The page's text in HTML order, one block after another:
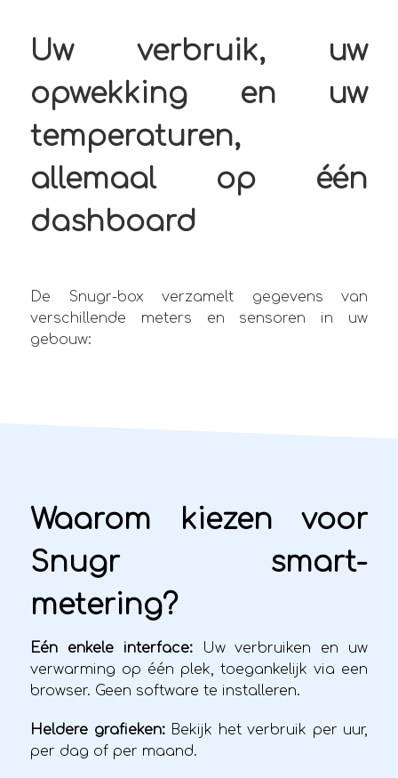
Uw verbruik, uw
opwekking en uw
temperaturen,
allemaal op één
dashboard
De Snugr-box verzamelt gegevens van
verschillende meters en sensoren in uw
gebouw:
Waarom kiezen voor
Snugr smart-
metering?
Eén enkele interface:
Uw verbruiken en uw
verwarming op één plek, toegankelijk via een
browser. Geen software te installeren.
Heldere grafieken: Bekijk het verbruik per uur,
per dag of per maand.